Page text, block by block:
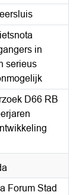
in
serieus
D66 RB
Forum Stad